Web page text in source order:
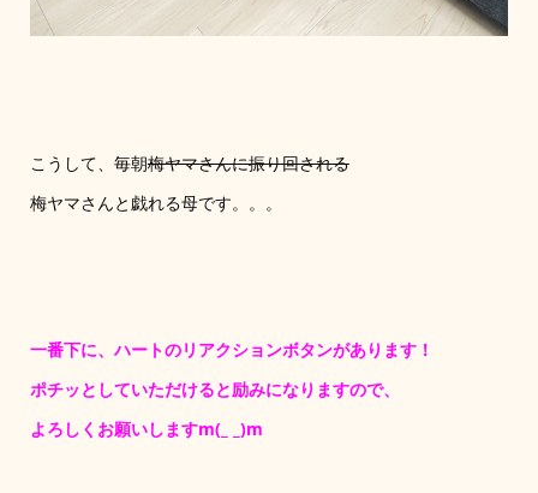
こうして、毎朝梅ヤマさんに振り回される
梅ヤマさんと戯れる母です。。。
一番下に、ハートのリアクションボタンがあります！
ポチッとしていただけると励みになりますので、
よろしくお願いしますm(_ _)m